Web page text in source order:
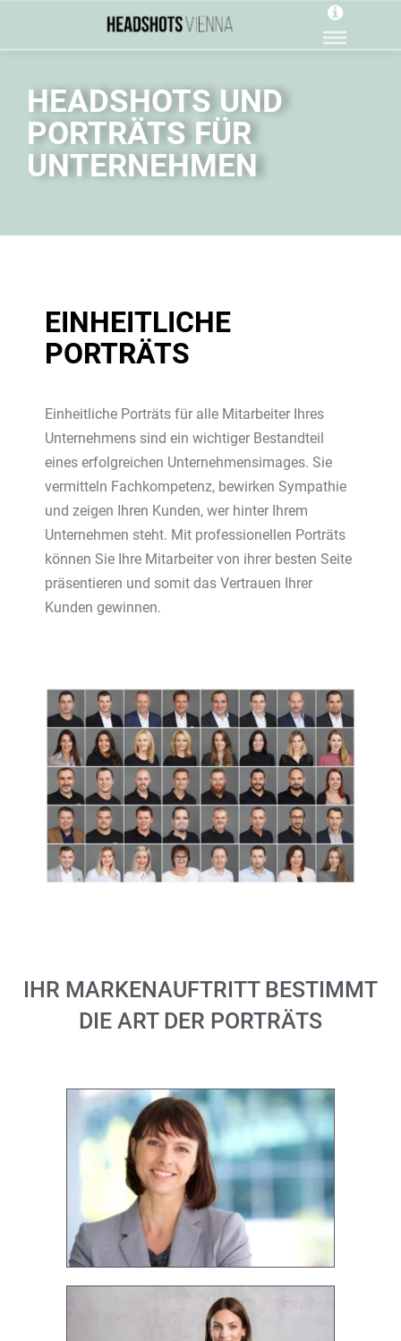
HEADSHOTS UND
PORTRÄTS FÜR
UNTERNEHMEN
EINHEITLICHE
PORTRÄTS
Einheitliche Porträts für alle Mitarbeiter Ihres
Unternehmens sind ein wichtiger Bestandteil
eines erfolgreichen Unternehmensimages. Sie
vermitteln Fachkompetenz, bewirken Sympathie
und zeigen Ihren Kunden, wer hinter Ihrem
Unternehmen steht. Mit professionellen Porträts
können Sie Ihre Mitarbeiter von ihrer besten Seite
präsentieren und somit das Vertrauen Ihrer
Kunden gewinnen.
IHR MARKENAUFTRITT BESTIMMT
DIE ART DER PORTRÄTS